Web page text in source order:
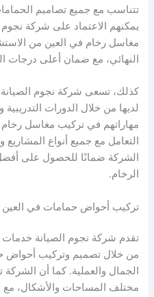
تتناسب مع جميع تصاميم
يمكنهم الاعتماد على شركة
مغاسل رخام في العين من
النهائي، مع ضمان أعلى درجات
كذلك، تسعى شركة نجوم الصيانة
لديها من خلال الدورات
مهاراتهم في تركيب مغاسل
التعامل مع جميع أنواع المشاريع
الشركة ضمانًا للحصول على
الرخام.
تركيب أحواض حمامات في العين
تقدم شركة نجوم الصيانة
من خلال تصميم وتركيب أحواض
الجمال والعملية. كما أن
مختلف المساحات والأشكال،